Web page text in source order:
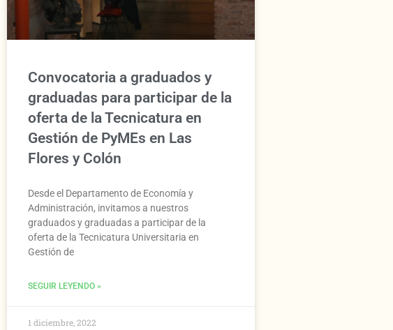
Convocatoria a graduados y
graduadas para participar de la
oferta de la Tecnicatura en
Gestión de PyMEs en Las
Flores y Colón
Desde el Departamento de Economía y
Administración, invitamos a nuestros
graduados y graduadas a participar de la
oferta de la Tecnicatura Universitaria en
Gestión de
SEGUIR LEYENDO »
1 diciembre, 2022